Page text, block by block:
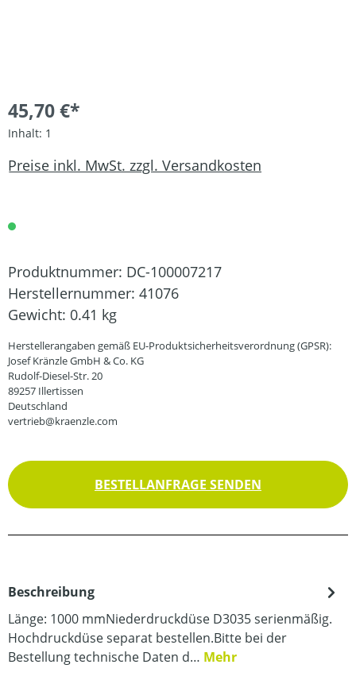
45,70 €*
Inhalt: 1
Preise inkl. MwSt. zzgl. Versandkosten
Produktnummer: DC-100007217
Herstellernummer: 41076
Gewicht: 0.41 kg
Herstellerangaben gemäß EU-Produktsicherheitsverordnung (GPSR):
Josef Kränzle GmbH & Co. KG
Rudolf-Diesel-Str. 20
89257 Illertissen
Deutschland
vertrieb@kraenzle.com
BESTELLANFRAGE SENDEN
Beschreibung
Länge: 1000 mmNiederdruckdüse D3035 serienmäßig.
Hochdruckdüse separat bestellen.Bitte bei der
Bestellung technische Daten d… Mehr